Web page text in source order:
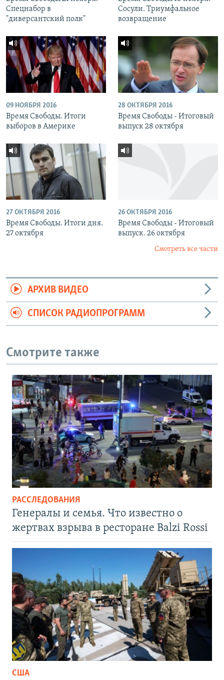
Спецнабор в
"диверсантский полк"
Сосули. Триумфальное
возвращение
09 НОЯБРЯ 2016
Время Свободы. Итоги
выборов в Америке
28 ОКТЯБРЯ 2016
Время Свободы - Итоговый
выпуск 28 октября
27 ОКТЯБРЯ 2016
Время Свободы. Итоги дня.
27 октября
26 ОКТЯБРЯ 2016
Время Свободы - Итоговый
выпуск. 26 октября
Смотреть все части
АРХИВ ВИДЕО
СПИСОК РАДИОПРОГРАММ
Смотрите также
РАССЛЕДОВАНИЯ
Генералы и семья. Что известно о
жертвах взрыва в ресторане Balzi Rossi
США